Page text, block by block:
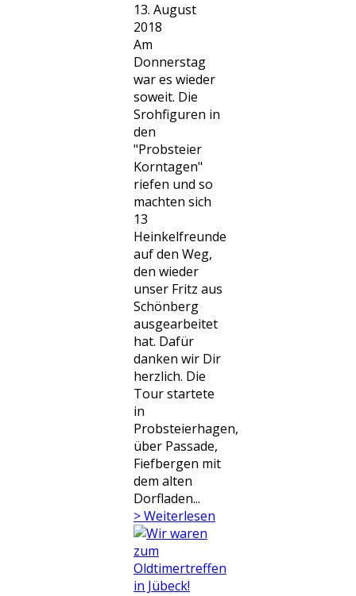
13. August
2018
Am
Donnerstag
war es wieder
soweit. Die
Srohfiguren in
den
"Probsteier
Korntagen"
riefen und so
machten sich
13
Heinkelfreunde
auf den Weg,
den wieder
unser Fritz aus
Schönberg
ausgearbeitet
hat. Dafür
danken wir Dir
herzlich. Die
Tour startete
in
Probsteierhagen,
über Passade,
Fiefbergen mit
dem alten
Dorfladen...
> Weiterlesen